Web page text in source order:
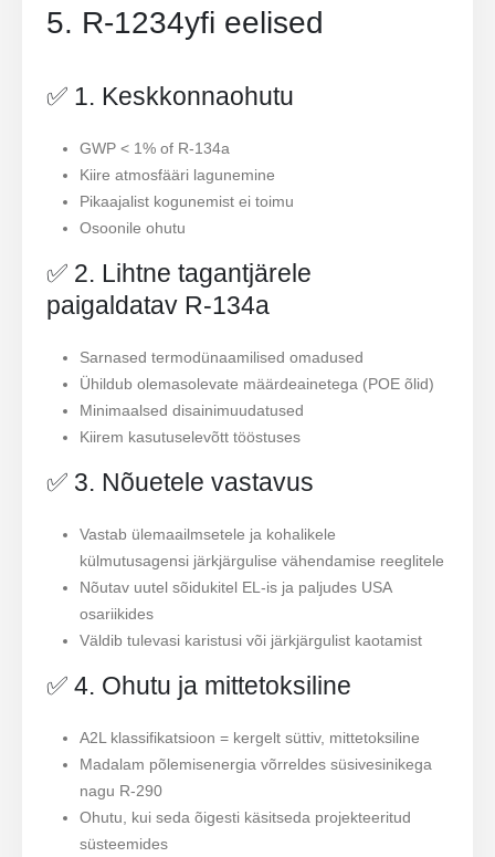
5. R-1234yfi eelised
✅ 1. Keskkonnaohutu
GWP < 1% of R-134a
Kiire atmosfääri lagunemine
Pikaajalist kogunemist ei toimu
Osoonile ohutu
✅ 2. Lihtne tagantjärele
paigaldatav R-134a
Sarnased termodünaamilised omadused
Ühildub olemasolevate määrdeainetega (POE õlid)
Minimaalsed disainimuudatused
Kiirem kasutuselevõtt tööstuses
✅ 3. Nõuetele vastavus
Vastab ülemaailmsetele ja kohalikele
külmutusagensi järkjärgulise vähendamise reeglitele
Nõutav uutel sõidukitel EL-is ja paljudes USA
osariikides
Väldib tulevasi karistusi või järkjärgulist kaotamist
✅ 4. Ohutu ja mittetoksiline
A2L klassifikatsioon = kergelt süttiv, mittetoksiline
Madalam põlemisenergia võrreldes süsivesinikega
nagu R-290
Ohutu, kui seda õigesti käsitseda projekteeritud
süsteemides